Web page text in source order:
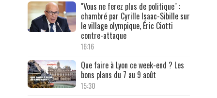
"Vous ne ferez plus de politique" :
chambré par Cyrille Isaac-Sibille sur
le village olympique, Éric Ciotti
contre-attaque
16:16
Que faire à Lyon ce week-end ? Les
bons plans du 7 au 9 août
15:30